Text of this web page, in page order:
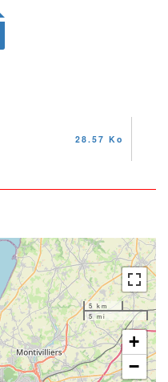
28.57 Ko
5 km
5 mi
+
−